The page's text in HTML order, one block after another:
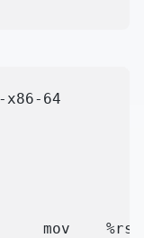
64
0:	48 89 e0